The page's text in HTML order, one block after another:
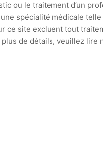
ou le traitement d’un
spécialité médicale
site excluent tout
de détails, veuillez lire